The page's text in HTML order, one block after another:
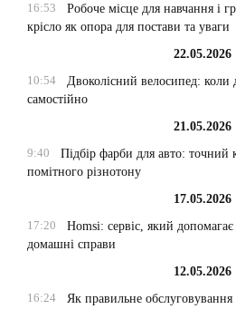
16:53
Робоче місце для навчання і
крісло як опора для постави та уваги
22.05.2026
10:54
Двоколісний велосипед: коли
самостійно
21.05.2026
9:40
Підбір фарби для авто: точний
помітного різнотону
17.05.2026
17:20
Homsi: сервіс, який
домашні справи
12.05.2026
16:24
Як правильне обслуговування